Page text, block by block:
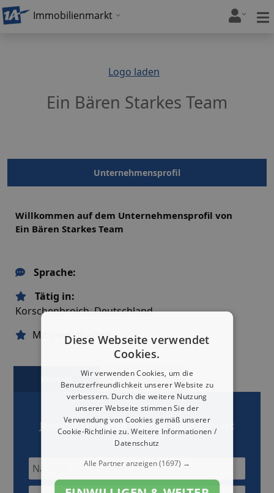
Immobilienmarkt
Logo laden
Ein Bären Starkes Team
Unternehmensprofil
Willkommen auf dem Unternehmensprofil von
Ein Bären Starkes Team
Sprache:
Tätig in:
Korschenbroich, Deutschland
Mitgliedschaften:
Kontakt Karte
Jetzt mitEin Bären Starkes TeamKontakt
aufnehmen
Diese Webseite verwendet
Cookies.
Wir verwenden Cookies, um die
Benutzerfreundlichkeit unserer Website zu
verbessern. Durch die weitere Nutzung
unserer Webseite stimmen Sie der
Verwendung von Cookies gemäß unserer
Cookie-Richtlinie zu.Weitere Informationen /
Datenschutz
Alle Partner anzeigen(1697) →